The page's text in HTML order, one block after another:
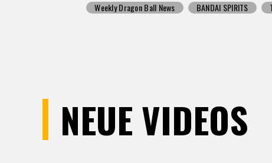
Weekly Dragon Ball News BANDAI SPIRITS
NEUE VIDEOS